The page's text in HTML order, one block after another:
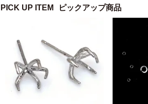
PICK UP ITEM ピックアップ商品